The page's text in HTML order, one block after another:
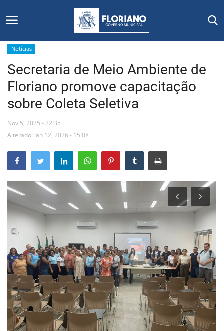
Início
Editais
Floriano
Mural de Licitações
Notícias
Vídeos
Webmail
Contato
Notícias
Secretaria de Meio Ambiente de
Floriano promove capacitação
sobre Coleta Seletiva
Nov 5, 2025 - 22:35
Alterado: Jan 12, 2026 - 15:08